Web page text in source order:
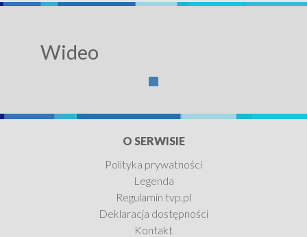
Wideo
O SERWISIE
Polityka prywatności
Legenda
Regulamin tvp.pl
Deklaracja dostępności
Kontakt